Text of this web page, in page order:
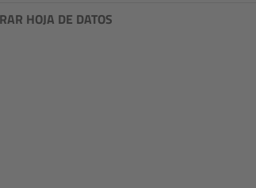
HOJA DE DATOS